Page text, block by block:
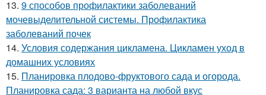
13. 9 способов профилактики заболеваний
мочевыделительной системы. Профилактика
заболеваний почек
14. Условия содержания цикламена. Цикламен уход в
домашних условиях
15. Планировка плодово-фруктового сада и огорода.
Планировка сада: 3 варианта на любой вкус